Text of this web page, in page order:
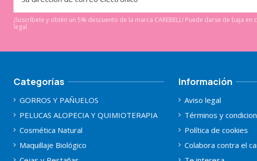
¡Suscríbete y obtén un 5% descuento de la marca CAREBELL! Puede darse de baja
legal.
Categorías
GORROS Y PAÑUELOS
PELUCAS ALOPECIA Y QUIMIOTERAPIA
Cosmética Natural
Maquillaje Biológico
Información
Aviso legal
Términos y
Política de cookies
Colabora contra el